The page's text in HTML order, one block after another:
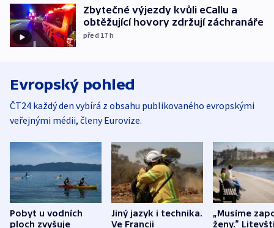
Zbytečné výjezdy kvůli eCallu a
obtěžující hovory zdržují záchranáře
před 17 h
Evropský pohled
ČT24 každý den vybírá z obsahu publikovaného evropskými
veřejnými médii, členy Eurovize.
Pobyt u vodních
ploch zvyšuje
Jiný jazyk i technika.
Ve Francii
„Musíme
ženy.“